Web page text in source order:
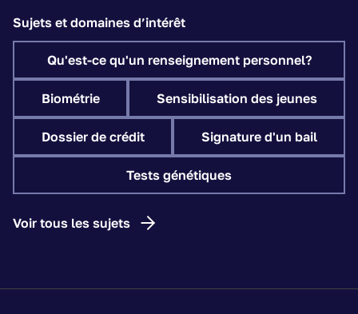
Sujets et domaines d’intérêt
Qu'est-ce qu'un renseignement personnel?
Biométrie Sensibilisation des jeunes
Dossier de crédit Signature d'un bail
Tests génétiques
Voir tous les sujets